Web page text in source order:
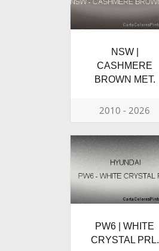
NSW |
CASHMERE
BROWN MET.
2010 - 2026
PW6 | WHITE
CRYSTAL PRL.